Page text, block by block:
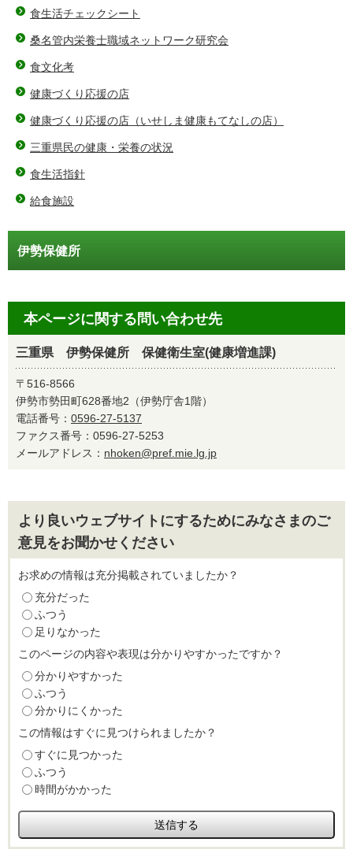
食生活チェックシート
桑名管内栄養士職域ネットワーク研究会
食文化考
健康づくり応援の店
健康づくり応援の店（いせしま健康もてなしの店）
三重県民の健康・栄養の状況
食生活指針
給食施設
伊勢保健所
本ページに関する問い合わせ先
三重県 伊勢保健所 保健衛生室(健康増進課)
〒516-8566
伊勢市勢田町628番地2（伊勢庁舎1階）
電話番号： 0596-27-5137
ファクス番号：0596-27-5253
メールアドレス： nhoken@pref.mie.lg.jp
より良いウェブサイトにするためにみなさまのご
意見をお聞かせください
お求めの情報は充分掲載されていましたか？
充分だった
ふつう
足りなかった
このページの内容や表現は分かりやすかったですか？
分かりやすかった
ふつう
分かりにくかった
この情報はすぐに見つけられましたか？
すぐに見つかった
ふつう
時間がかかった